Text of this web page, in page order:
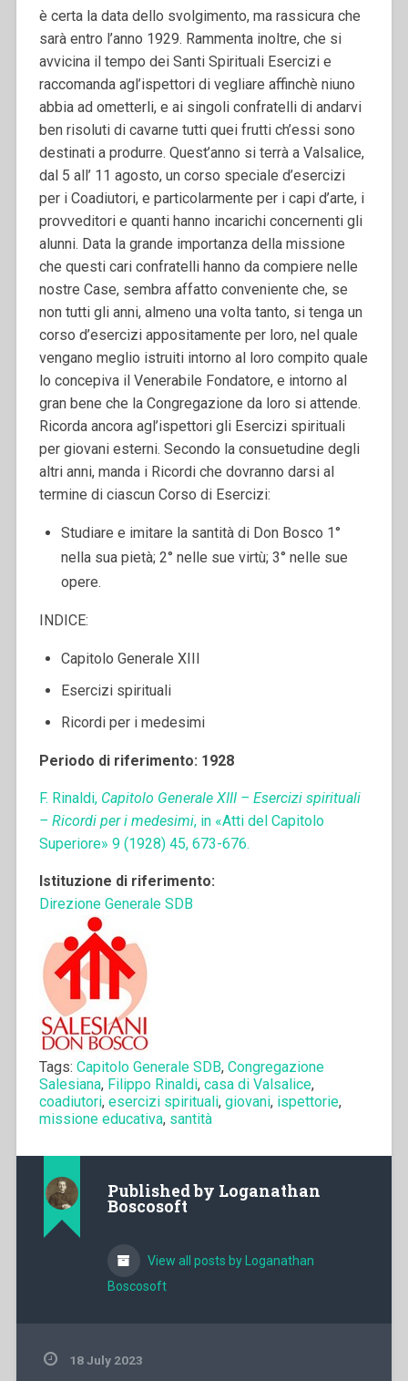
è certa la data dello svolgimento, ma rassicura che
sarà entro l’anno 1929. Rammenta inoltre, che si
avvicina il tempo dei Santi Spirituali Esercizi e
raccomanda agl’ispettori di vegliare affinchè niuno
abbia ad ometterli, e ai singoli confratelli di andarvi
ben risoluti di cavarne tutti quei frutti ch’essi sono
destinati a produrre. Quest’anno si terrà a Valsalice,
dal 5 all’ 11 agosto, un corso speciale d’esercizi
per i Coadiutori, e particolarmente per i capi d’arte, i
provveditori e quanti hanno incarichi concernenti gli
alunni. Data la grande importanza della missione
che questi cari confratelli hanno da compiere nelle
nostre Case, sembra affatto conveniente che, se
non tutti gli anni, almeno una volta tanto, si tenga un
corso d’esercizi appositamente per loro, nel quale
vengano meglio istruiti intorno al loro compito quale
lo concepiva il Venerabile Fondatore, e intorno al
gran bene che la Congregazione da loro si attende.
Ricorda ancora agl’ispettori gli Esercizi spirituali
per giovani esterni. Secondo la consuetudine degli
altri anni, manda i Ricordi che dovranno darsi al
termine di ciascun Corso di Esercizi:
Studiare e imitare la santità di Don Bosco 1°
nella sua pietà; 2° nelle sue virtù; 3° nelle sue
opere.
INDICE:
Capitolo Generale XIII
Esercizi spirituali
Ricordi per i medesimi
Periodo di riferimento: 1928
F. Rinaldi, Capitolo Generale XIII – Esercizi spirituali
– Ricordi per i medesimi, in «Atti del Capitolo
Superiore» 9 (1928) 45, 673-676.
Istituzione di riferimento:
Direzione Generale SDB
Tags: Capitolo Generale SDB, Congregazione
Salesiana, Filippo Rinaldi, casa di Valsalice,
coadiutori, esercizi spirituali, giovani, ispettorie,
missione educativa, santità
Published by Loganathan
Boscosoft
View all posts by Loganathan
Boscosoft
18 July 2023